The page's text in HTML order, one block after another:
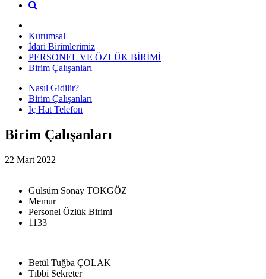
Kurumsal
İdari Birimlerimiz
PERSONEL VE ÖZLÜK BİRİMİ
Birim Çalışanları
Nasıl Gidilir?
Birim Çalışanları
İç Hat Telefon
Birim Çalışanları
22 Mart 2022
Gülsüm Sonay TOKGÖZ
Memur
Personel Özlük Birimi
1133
Betül Tuğba ÇOLAK
Tıbbi Sekreter